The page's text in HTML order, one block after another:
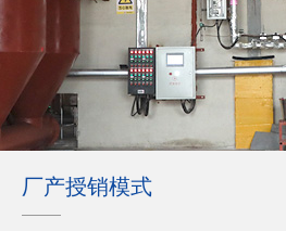
厂产授销模式